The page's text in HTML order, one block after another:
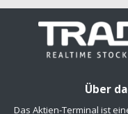
Über
Das Aktien-Terminal ist